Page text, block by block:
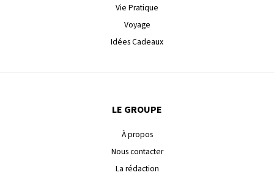
Vie Pratique
Voyage
Idées Cadeaux
LE GROUPE
À propos
Nous contacter
La rédaction